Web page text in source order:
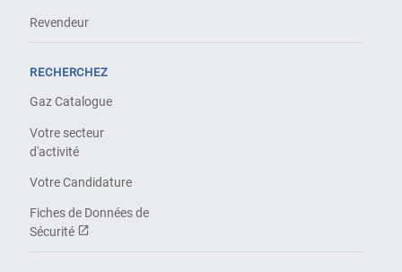
Revendeur
RECHERCHEZ
Gaz Catalogue
Votre secteur
d'activité
Votre Candidature
Fiches de Données de
Sécurité